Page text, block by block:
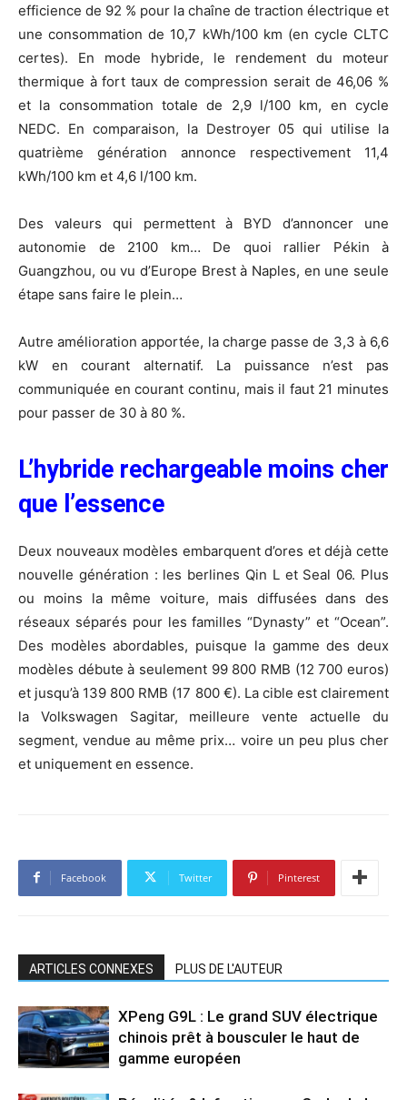
efficience de 92 % pour la chaîne de traction électrique et
une consommation de 10,7 kWh/100 km (en cycle CLTC
certes). En mode hybride, le rendement du moteur
thermique à fort taux de compression serait de 46,06 %
et la consommation totale de 2,9 l/100 km, en cycle
NEDC. En comparaison, la Destroyer 05 qui utilise la
quatrième génération annonce respectivement 11,4
kWh/100 km et 4,6 l/100 km.
Des valeurs qui permettent à BYD d’annoncer une
autonomie de 2100 km… De quoi rallier Pékin à
Guangzhou, ou vu d’Europe Brest à Naples, en une seule
étape sans faire le plein…
Autre amélioration apportée, la charge passe de 3,3 à 6,6
kW en courant alternatif. La puissance n’est pas
communiquée en courant continu, mais il faut 21 minutes
pour passer de 30 à 80 %.
L’hybride rechargeable moins cher
que l’essence
Deux nouveaux modèles embarquent d’ores et déjà cette
nouvelle génération : les berlines Qin L et Seal 06. Plus
ou moins la même voiture, mais diffusées dans des
réseaux séparés pour les familles “Dynasty” et “Ocean”.
Des modèles abordables, puisque la gamme des deux
modèles débute à seulement 99 800 RMB (12 700 euros)
et jusqu’à 139 800 RMB (17 800 €). La cible est clairement
la Volkswagen Sagitar, meilleure vente actuelle du
segment, vendue au même prix… voire un peu plus cher
et uniquement en essence.
Facebook Twitter Pinterest
ARTICLES CONNEXES PLUS DE L'AUTEUR
XPeng G9L : Le grand SUV électrique
chinois prêt à bousculer le haut de
gamme européen